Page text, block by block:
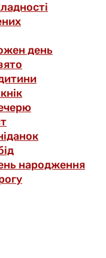
день
народження